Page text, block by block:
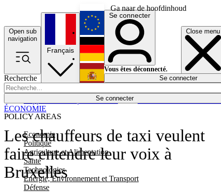
Ga naar de hoofdinhoud
Open sub
navigation
Close menu
Recherche
Se connecter
POLICY AREAS
Economie
Politique
Agriculture et Alimentation
Santé
Technologies
Energie, Environnement et Transport
Défense
Économie
Français
English
Deutsch
Español
Se connecter
Vous êtes déconnecté.
Se connecter
Les chauffeurs de taxi veulent
faire entendre leur voix à
Bruxelles
ÉCONOMIE